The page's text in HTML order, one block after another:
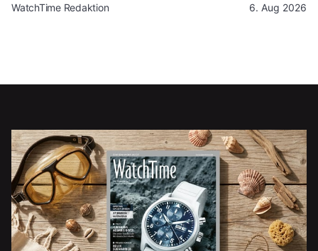
WatchTime Redaktion 6. Aug 2026